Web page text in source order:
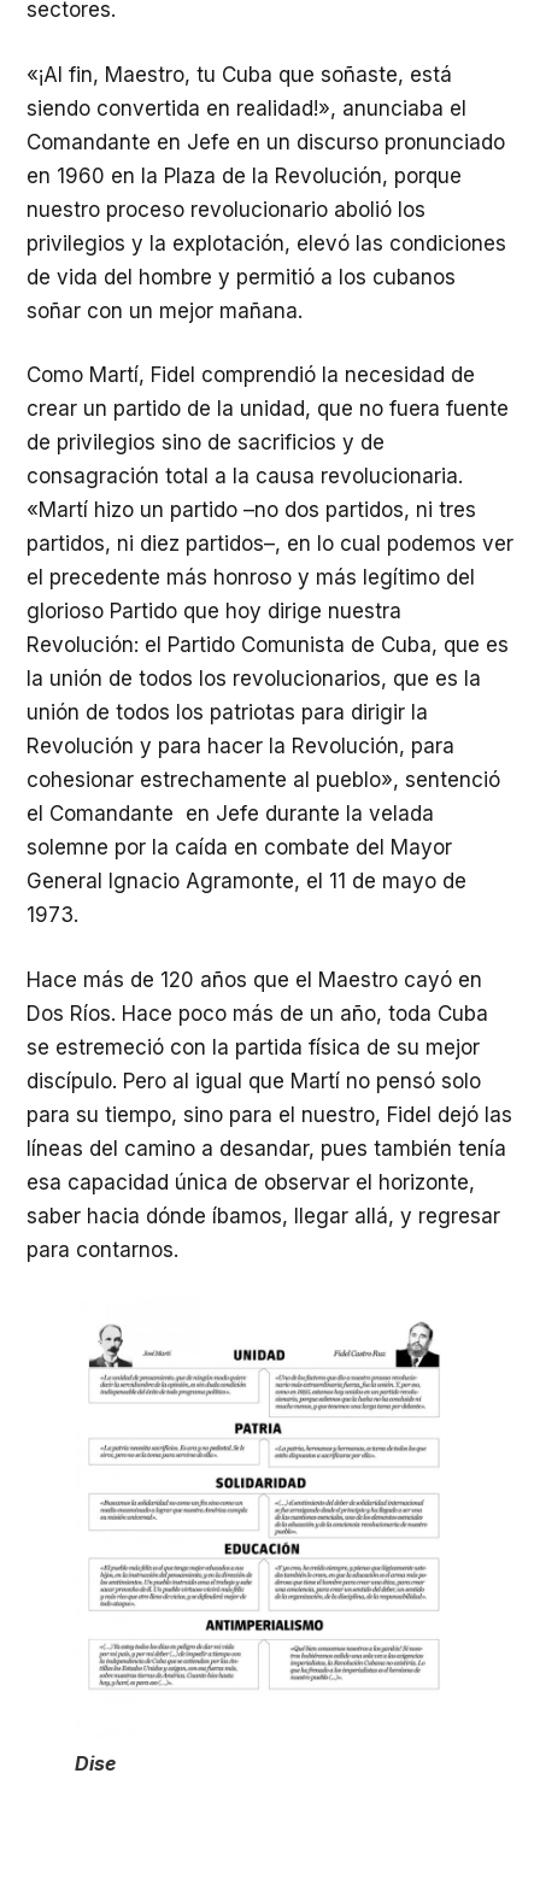
sectores.
«¡Al fin, Maestro, tu Cuba que soñaste, está
siendo convertida en realidad!», anunciaba el
Comandante en Jefe en un discurso pronunciado
en 1960 en la Plaza de la Revolución, porque
nuestro proceso revolucionario abolió los
privilegios y la explotación, elevó las condiciones
de vida del hombre y permitió a los cubanos
soñar con un mejor mañana.
Como Martí, Fidel comprendió la necesidad de
crear un partido de la unidad, que no fuera fuente
de privilegios sino de sacrificios y de
consagración total a la causa revolucionaria.
«Martí hizo un partido –no dos partidos, ni tres
partidos, ni diez partidos–, en lo cual podemos ver
el precedente más honroso y más legítimo del
glorioso Partido que hoy dirige nuestra
Revolución: el Partido Comunista de Cuba, que es
la unión de todos los revolucionarios, que es la
unión de todos los patriotas para dirigir la
Revolución y para hacer la Revolución, para
cohesionar estrechamente al pueblo», sentenció
el Comandante en Jefe durante la velada
solemne por la caída en combate del Mayor
General Ignacio Agramonte, el 11 de mayo de
1973.
Hace más de 120 años que el Maestro cayó en
Dos Ríos. Hace poco más de un año, toda Cuba
se estremeció con la partida física de su mejor
discípulo. Pero al igual que Martí no pensó solo
para su tiempo, sino para el nuestro, Fidel dejó las
líneas del camino a desandar, pues también tenía
esa capacidad única de observar el horizonte,
saber hacia dónde íbamos, llegar allá, y regresar
para contarnos.
Dise